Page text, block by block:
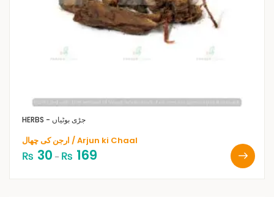
HERBS - جڑی بوٹیاں
ارجن کی چھال / Arjun ki Chaal
₨ 30 – ₨ 169